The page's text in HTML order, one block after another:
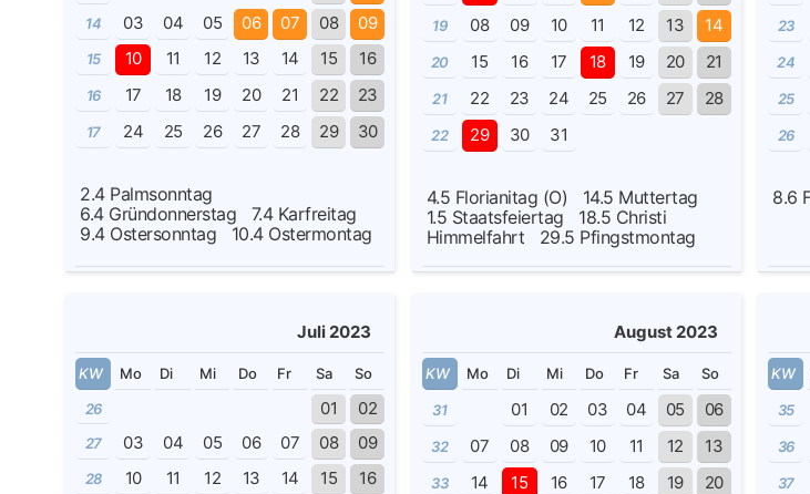
14 03 04 05 06 07 08 09
15 10 11 12 13 14 15 16
16 17 18 19 20 21 22 23
17 24 25 26 27 28 29 30
2.4Palmsonntag
6.4Gründonnerstag 7.4Karfreitag
9.4Ostersonntag 10.4Ostermontag
19 08 09 10 11 12 13 14
20 15 16 17 18 19 20 21
21 22 23 24 25 26 27 28
22 29 30 31
4.5 Florianitag (O) 14.5 Muttertag
1.5 Staatsfeiertag 18.5 Christi
Himmelfahrt 29.5 Pfingstmontag
23
24
25
26
8.6
Juli 2023
KW Mo Di Mi Do Fr Sa
So
26
01 02
27 03 04 05 06 07 08 09
28 10 11 12 13 14 15 16
August 2023
KW Mo Di Mi Do Fr Sa So
31 01 02 03 04 05 06
32 07 08 09 10 11 12 13
33 14 15 16 17 18 19 20
KW
35
36
37